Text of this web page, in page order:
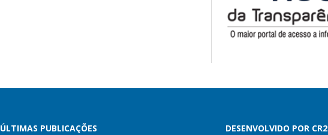
ÚLTIMAS PUBLICAÇÕES DESENVOLVIDO POR CR2